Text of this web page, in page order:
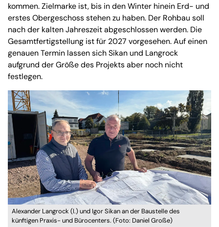
kommen. Zielmarke ist, bis in den Winter hinein Erd- und
erstes Obergeschoss stehen zu haben. Der Rohbau soll
nach der kalten Jahreszeit abgeschlossen werden. Die
Gesamtfertigstellung ist für 2027 vorgesehen. Auf einen
genauen Termin lassen sich Sikan und Langrock
aufgrund der Größe des Projekts aber noch nicht
festlegen.
Alexander Langrock (l.) und Igor Sikan an der Baustelle des
künftigen Praxis- und Bürocenters. (Foto: Daniel Große)